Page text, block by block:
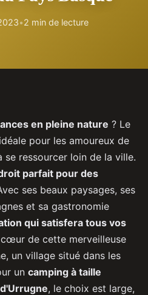
•2 min de lecture
en pleine nature ? Le
pour les amoureux de
se ressourcer loin de la ville.
parfait pour des
ses beaux paysages, ses
et sa gastronomie
qui satisfera tous vos
cœur de cette merveilleuse
un village situé dans les
un camping à taille
, le choix est large,